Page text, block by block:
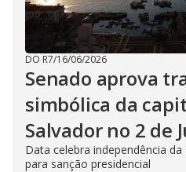
DO R7/16/06/2026
Senado aprova
simbólica da
Salvador no 2 de
Data celebra independência
para sanção presidencial